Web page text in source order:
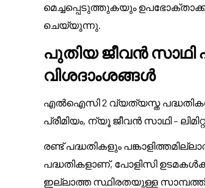
മെച്ചപ്പെടുത്തുകയും
ചെയ്യുന്നു.
പുതിയ ജീവൻ സാഥി
വിശദാംശങ്ങൾ
എൽഐസി 2 വ്യത്യസ്ത പദ്ധതികൾ
പ്രീമിയം, ന്യൂ ജീവൻ സാഥി –
രണ്ട് പദ്ധതികളും
പദ്ധതികളാണ്, പോളിസി
ഇല്ലാത്ത സ്ഥിരതയുള്ള